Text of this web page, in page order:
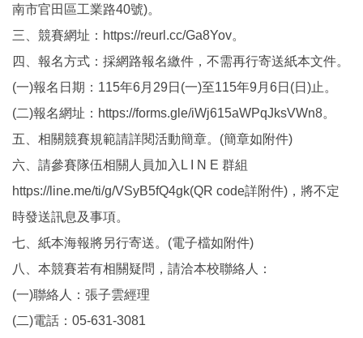
南市官田區工業路40號)。
三、競賽網址：https://reurl.cc/Ga8Yov。
四、報名方式：採網路報名繳件，不需再行寄送紙本文件。
(一)報名日期：115年6月29日(一)至115年9月6日(日)止。
(二)報名網址：https://forms.gle/iWj615aWPqJksVWn8。
五、相關競賽規範請詳閱活動簡章。(簡章如附件)
六、請參賽隊伍相關人員加入L I N E 群組
https://line.me/ti/g/VSyB5fQ4gk(QR code詳附件)，將不定
時發送訊息及事項。
七、紙本海報將另行寄送。(電子檔如附件)
八、本競賽若有相關疑問，請洽本校聯絡人：
(一)聯絡人：張子雲經理
(二)電話：05-631-3081